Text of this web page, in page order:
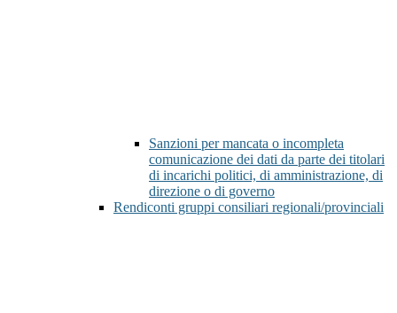
Sanzioni per mancata o incompleta
comunicazione dei dati da parte dei titolari
di incarichi politici, di amministrazione, di
direzione o di governo
Rendiconti gruppi consiliari regionali/provinciali